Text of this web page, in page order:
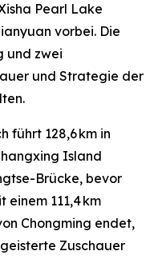
Pearl Lake
vorbei. Die
und zwei
und Strategie der
führt 128,6 km in
Island
Brücke, bevor
einem 111,4 km
Chongming endet,
Zuschauer